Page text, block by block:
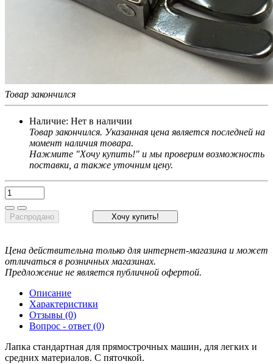
Товар закончился
Наличие: Нет в наличии
Товар закончился. Указанная цена является последней на
момент наличия товара.
Нажмите "Хочу купить!" и мы проверим возможность
поставки, а также уточним цену.
Распродано Хочу купить!
Цена действительна только для интернет-магазина и может
отличаться в розничных магазинах.
Предложение не является публичной офертой.
Описание
Характеристики
Отзывы (0)
Вопрос - ответ (0)
Лапка стандартная для прямострочных машин, для легких и
средних материалов. С пяточкой.